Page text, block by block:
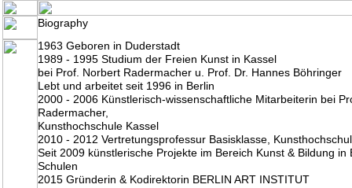
Biography
1963 Geboren in Duderstadt
1989 - 1995 Studium der Freien Kunst in Kassel
bei Prof. Norbert Radermacher u. Prof. Dr. Hannes Böhringer
Lebt und arbeitet seit 1996 in Berlin
2000 - 2006 Künstlerisch-wissenschaftliche Mitarbeiterin bei
Radermacher,
Kunsthochschule Kassel
2010 - 2012 Vertretungsprofessur Basisklasse,
Seit 2009 künstlerische Projekte im Bereich Kunst & Bildung in
Schulen
2015 Gründerin & Kodirektorin BERLIN ART INSTITUT